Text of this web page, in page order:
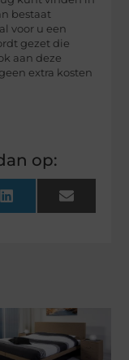
bestaat
voor u een
gezet die
aan deze
extra kosten
op:
LinkedIn Email